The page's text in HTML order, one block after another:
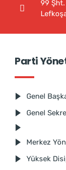
99
Parti
Genel
Genel
Merkez
Yüksek